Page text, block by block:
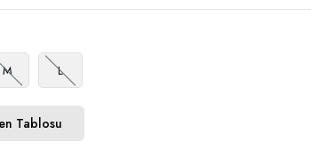
M L
Tablosu